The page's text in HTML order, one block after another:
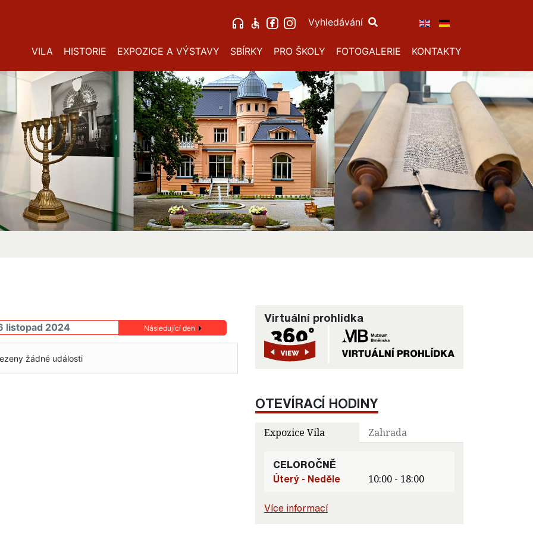
Vyhledávání
VILA HISTORIE EXPOZICE A VÝSTAVY SBÍRKY PRO ŠKOLY FOTOGALERIE KONTAKTY
listopad 2024 Následující den
žádné události
Virtuální prohlídka
OTEVÍRACÍ HODINY
Expozice Vila Zahrada
CELOROČNĚ
Úterý - Neděle
10:00 - 18:00
Více informací